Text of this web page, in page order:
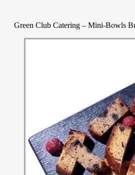
Green Club Catering – Mini-Bowls